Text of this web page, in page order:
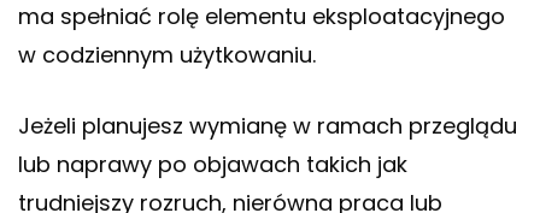
ma spełniać rolę elementu eksploatacyjnego
w codziennym użytkowaniu.
Jeżeli planujesz wymianę w ramach przeglądu
lub naprawy po objawach takich jak
trudniejszy rozruch, nierówna praca lub